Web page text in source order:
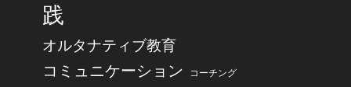
践
オルタナティブ教育
コミュニケーション コーチング